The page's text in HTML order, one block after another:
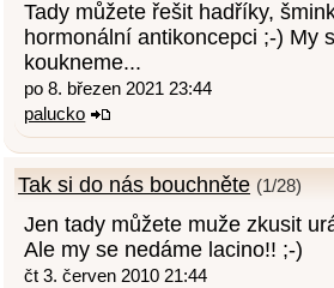
Tady můžete řešit hadříky,
hormonální antikoncepci ;-) My
koukneme...
po 8. březen 2021 23:44
palucko
Tak si do nás bouchněte (1/28)
Jen tady můžete muže zkusit
Ale my se nedáme lacino!! ;-)
čt 3. červen 2010 21:44